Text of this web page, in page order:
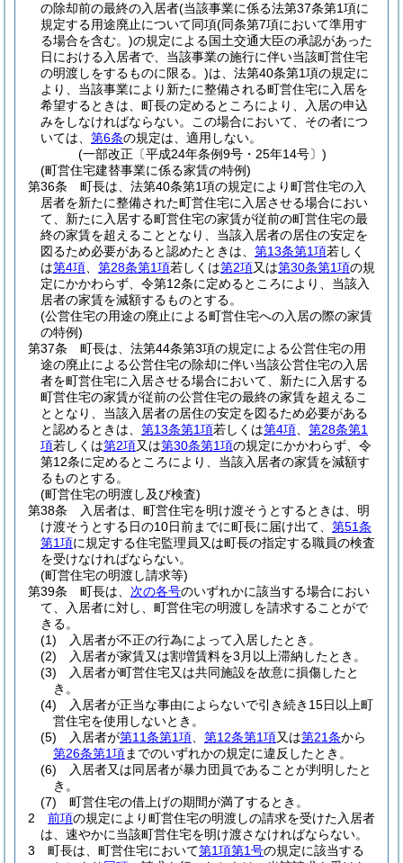
の除却前の最終の入居者(当該事業に係る法第37条第1項に
規定する用途廃止について同項(同条第7項において準用す
る場合を含む。)の規定による国土交通大臣の承認があった
日における入居者で、当該事業の施行に伴い当該町営住宅
の明渡しをするものに限る。)は、法第40条第1項の規定に
より、当該事業により新たに整備される町営住宅に入居を
希望するときは、町長の定めるところにより、入居の申込
みをしなければならない。
この場合において、その者につ
いては、 第6条の規定は、適用しない。
(一部改正〔平成24年条例9号・25年14号〕)
(町営住宅建替事業に係る家賃の特例)
第36条
町長は、法第40条第1項の規定により町営住宅の入
居者を新たに整備された町営住宅に入居させる場合におい
て、新たに入居する町営住宅の家賃が従前の町営住宅の最
終の家賃を超えることとなり、当該入居者の居住の安定を
図るため必要があると認めたときは、 第13条第1項若しく
は第4項 第28条第1項若しくは第2項又は第30条第1項の規
定にかかわらず、令第12条に定めるところにより、当該入
居者の家賃を減額するものとする。
(公営住宅の用途の廃止による町営住宅への入居の際の家賃
の特例)
第37条
町長は、法第44条第3項の規定による公営住宅の用
途の廃止による公営住宅の除却に伴い当該公営住宅の入居
者を町営住宅に入居させる場合において、新たに入居する
町営住宅の家賃が従前の公営住宅の最終の家賃を超えるこ
ととなり、当該入居者の居住の安定を図るため必要がある
と認めるときは、 第13条第1項若しくは第4項
第28条第1
項若しくは第2項又は第30条第1項の規定にかかわらず、令
第12条に定めるところにより、当該入居者の家賃を減額す
るものとする。
(町営住宅の明渡し及び検査)
第38条
入居者は、町営住宅を明け渡そうとするときは、明
け渡そうとする日の10日前までに町長に届け出て、 第51条
第1項に規定する住宅監理員又は町長の指定する職員の検査
を受けなければならない。
(町営住宅の明渡し請求等)
第39条
町長は、 次の各号のいずれかに該当する場合におい
て、入居者に対し、町営住宅の明渡しを請求することがで
きる。
(1)
入居者が不正の行為によって入居したとき。
(2)
入居者が家賃又は割増賃料を3月以上滞納したとき。
(3)
入居者が町営住宅又は共同施設を故意に損傷したと
き。
(4)
入居者が正当な事由によらないで引き続き15日以上町
営住宅を使用しないとき。
(5)
入居者が第11条第1項 第12条第1項又は第21条から
第26条第1項までのいずれかの規定に違反したとき。
(6)
入居者又は同居者が暴力団員であることが判明したと
き。
(7)
町営住宅の借上げの期間が満了するとき。
2
前項の規定により町営住宅の明渡しの請求を受けた入居者
は、速やかに当該町営住宅を明け渡さなければならない。
3
町長は、町営住宅において第1項第1号の規定に該当する